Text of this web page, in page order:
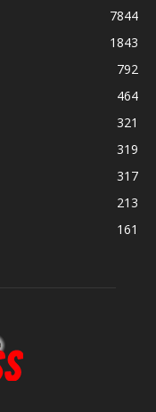
7844
1843
792
464
321
319
317
213
161